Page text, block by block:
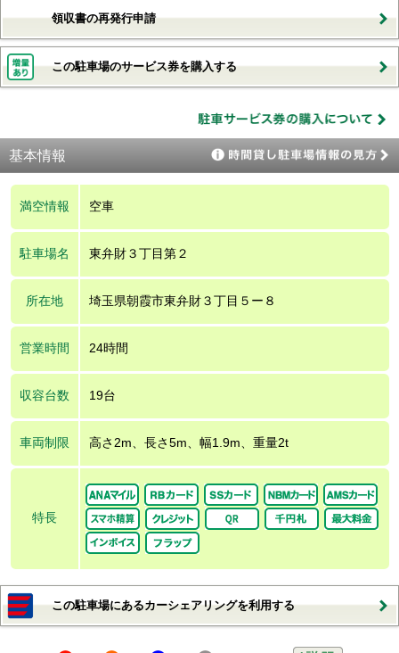
領収書の再発行申請
この駐車場のサービス券を購入する
基本情報
満空情報 空車
駐車場名 東弁財３丁目第２
所在地 埼玉県朝霞市東弁財３丁目５ー８
営業時間 24時間
収容台数 19台
車両制限 高さ2m、長さ5m、幅1.9m、重量2t
特長
この駐車場にあるカーシェアリングを利用する